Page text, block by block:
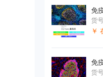
货
￥
货